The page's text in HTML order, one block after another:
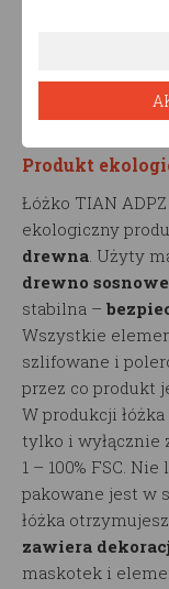
drewniane
którym go
Produkt
Łóżko TIAN
ekologiczny
drewna. Użyty
drewno
stabilna –
Wszystkie
szlifowane i
przez co produkt
W produkcji
tylko i wyłącznie
1 – 100% FSC.
pakowane jest w
łóżka
zawiera
maskotek i